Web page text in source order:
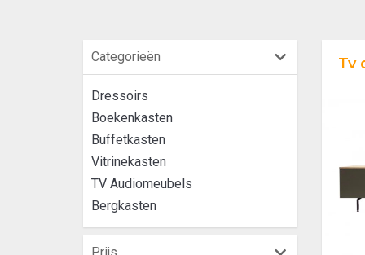
Categorieën
Dressoirs
Boekenkasten
Buffetkasten
Vitrinekasten
TV Audiomeubels
Bergkasten
Tv